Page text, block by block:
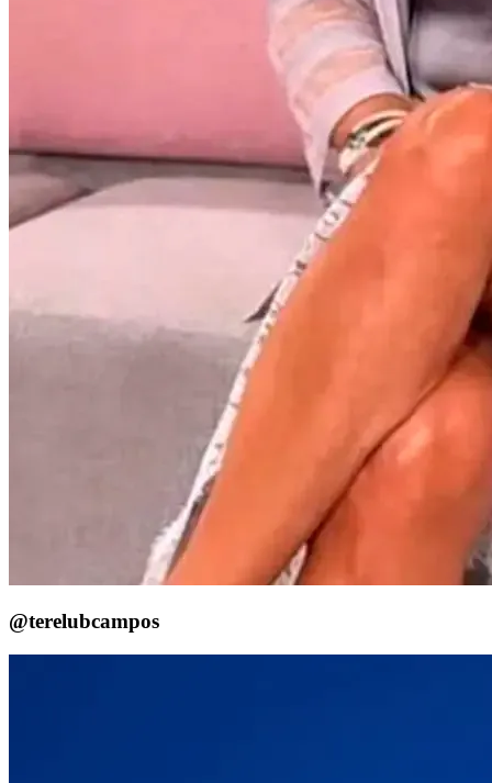
@terelubcampos